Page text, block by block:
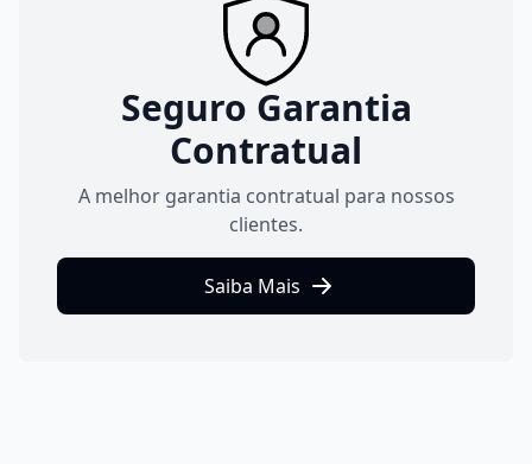
Seguro Garantia
Contratual
A melhor garantia contratual para nossos
clientes.
Saiba Mais